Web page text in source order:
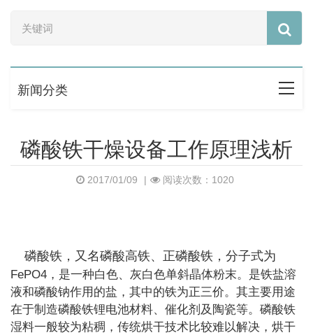
新闻分类
磷酸铁干燥设备工作原理浅析
2017/01/09 | 阅读次数：1020
磷酸铁，又名磷酸高铁、正磷酸铁，分子式为
FePO4 ，是一种白色、灰白色单斜晶体粉末。是铁盐溶
液和磷酸钠作用的盐，其中的铁为正三价。其主要用途
在于制造磷酸铁锂电池材料、催化剂及陶瓷等。磷酸铁
湿料一般较为粘稠，传统烘干技术比较难以解决，烘干